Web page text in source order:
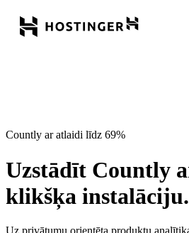
Countly ar atlaidi līdz 69%
Uzstādīt Countly
klikšķa instalāciju.